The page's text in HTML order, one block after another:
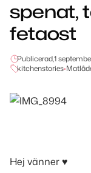
spenat,
fetaost
Publicerad,1
kitchenstories•
Hej vänner ♥